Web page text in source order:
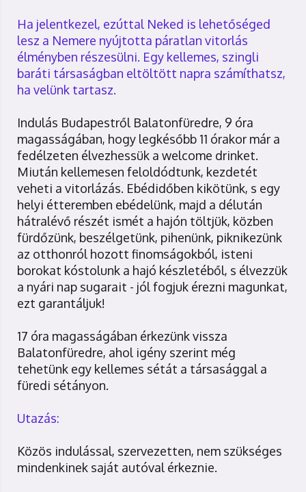
Ha jelentkezel, ezúttal Neked is lehetőséged
lesz a Nemere nyújtotta páratlan vitorlás
élményben részesülni. Egy kellemes, szingli
baráti társaságban eltöltött napra számíthatsz,
ha velünk tartasz.
Indulás Budapestről Balatonfüredre, 9 óra
magasságában, hogy legkésőbb 11 órakor már a
fedélzeten élvezhessük a welcome drinket.
Miután kellemesen feloldódtunk, kezdetét
veheti a vitorlázás. Ebédidőben kikötünk, s egy
helyi étteremben ebédelünk, majd a délután
hátralévő részét ismét a hajón töltjük, közben
fürdőzünk, beszélgetünk, pihenünk, piknikezünk
az otthonról hozott finomságokból, isteni
borokat kóstolunk a hajó készletéből, s élvezzük
a nyári nap sugarait - jól fogjuk érezni magunkat,
ezt garantáljuk!
17 óra magasságában érkezünk vissza
Balatonfüredre, ahol igény szerint még
tehetünk egy kellemes sétát a társasággal a
füredi sétányon.
Utazás:
Közös indulással, szervezetten, nem szükséges
mindenkinek saját autóval érkeznie.